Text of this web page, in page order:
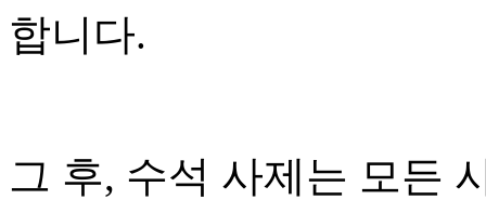
합니다.
그 후, 수석 사제는 모든